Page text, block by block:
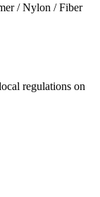
/ Nylon / Fiber
regulations on